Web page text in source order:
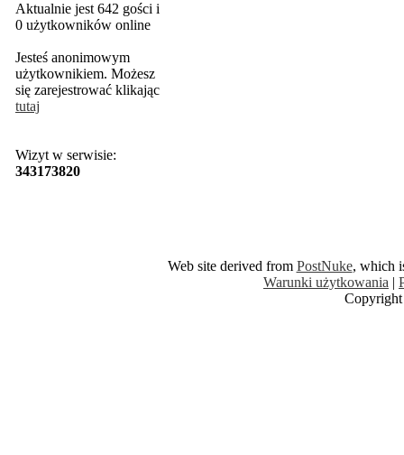
Aktualnie jest 642 gości i
0 użytkowników online
Jesteś anonimowym
użytkownikiem. Możesz
się zarejestrować klikając
tutaj
Wizyt w serwisie:
343173820
Web site derived from PostNuke, which
Warunki użytkowania |